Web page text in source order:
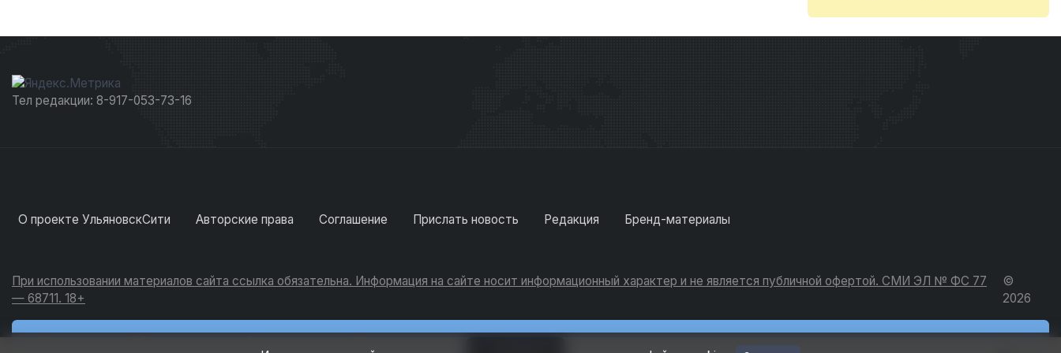
Тел редакции: 8-917-053-73-16
О проекте УльяновскСити Авторские права Соглашение Прислать новость Редакция Бренд-материалы
При использовании материалов сайта ссылка обязательна. Информация на сайте носит информационный характер и не является публичной офертой. СМИ ЭЛ № ФС 77
— 68711. 18+
©
2026